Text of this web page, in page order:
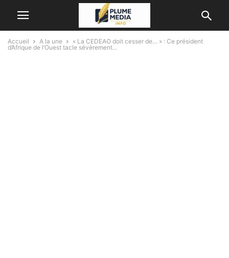
Accueil A la une
« La CEDEAO doit cesser de… » : Ce président
d’Afrique de l’Ouest tacle sévèrement...